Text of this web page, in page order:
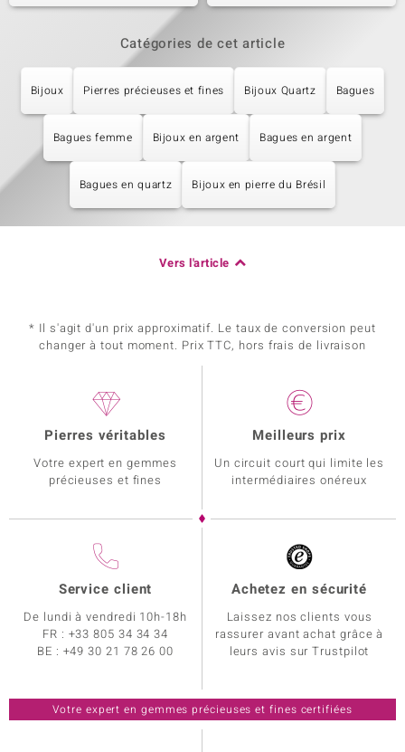
Catégories de cet article
Bijoux Pierres précieuses et fines Bijoux Quartz Bagues
Bagues femme Bijoux en argent Bagues en argent
Bagues en quartz Bijoux en pierre du Brésil
Vers l'article
* Il s'agit d'un prix approximatif. Le taux de conversion peut
changer à tout moment. Prix TTC, hors frais de livraison
Pierres véritables
Votre expert en gemmes
précieuses et fines
Meilleurs prix
Un circuit court qui limite les
intermédiaires onéreux
Service client
De lundi à vendredi 10h-18h
FR : +33 805 34 34 34
BE : +49 30 21 78 26 00
Achetez en sécurité
Laissez nos clients vous
rassurer avant achat grâce à
leurs avis sur Trustpilot
Votre expert en gemmes précieuses et fines certifiées